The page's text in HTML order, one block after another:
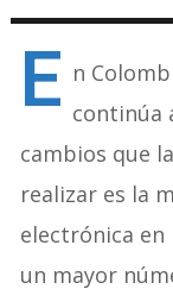
E n
continúa
cambios que
realizar es la
electrónica en
un mayor